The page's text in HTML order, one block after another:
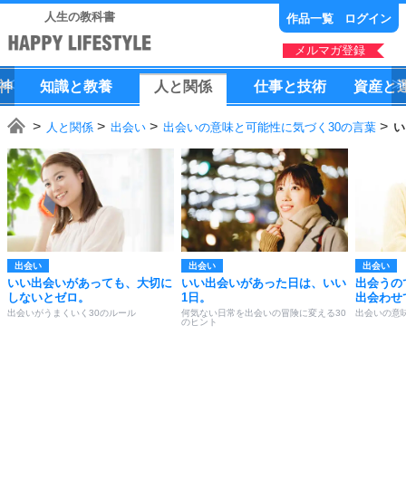
人生の教科書 作品一覧 ログイン
メルマガ登録
知識と教養 人 と 関係 仕事と技術 資産と
人と関係 出会い 出会いの意味と可能性に気づく30の言葉
出会い
いい出会いがあっても、大切に
しないとゼロ。
出会いがうまくいく30のルール
出会い
いい出会いがあった日は、いい
1日。
何気ない日常を出会いの冒険に変える30
のヒント
出会い
出会うの
出会わせ
出会いの意